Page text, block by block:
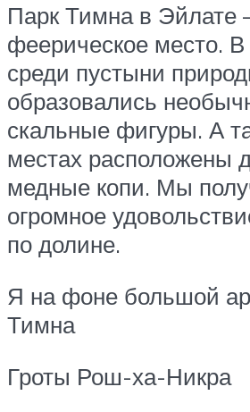
Парк Тимна в Эйлате
феерическое место.
среди пустыни
образовались
скальные фигуры. А
местах расположены
медные копи. Мы
огромное
по долине.
Я на фоне большой
Тимна
Гроты Рош-ха-Никра